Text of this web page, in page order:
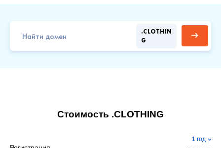
.CLOTHIN
G
Стоимость .CLOTHING
1 год